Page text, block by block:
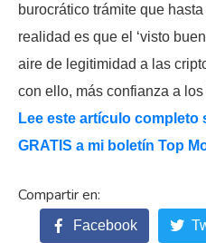
burocrático trámite que
realidad es que el ‘visto
aire de legitimidad a las
con ello, más confianza a
Lee este artículo
GRATIS a mi boletín Top
Facebook